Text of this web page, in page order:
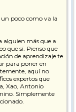
poco como va la
alguien más que a
que sí. Pienso que
de aprendizaje te
para poner en
aquí no
expertos que
Xao, Antonio
Simplemente